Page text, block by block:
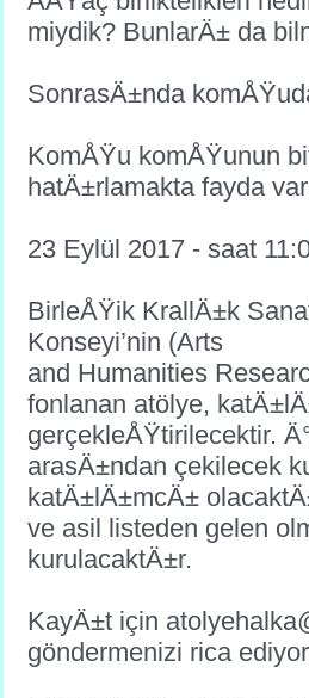
miydik? BunlarÄ± da
SonrasÄ±nda
KomÅŸu komÅŸunun
hatÄ±rlamakta fayda
23 Eylül 2017 - saat
BirleÅŸik KrallÄ±k
Konseyi’nin (Arts
and Humanities
fonlanan atölye,
gerçekleÅŸtirilecektir.
arasÄ±ndan çekilecek
katÄ±lÄ±mcÄ±
ve asil listeden gelen
kurulacaktÄ±r.
KayÄ±t için
göndermenizi rica